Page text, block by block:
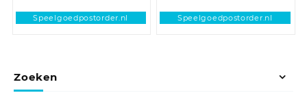
Speelgoedpostorder.nl Speelgoedpostorder.nl
Zoeken